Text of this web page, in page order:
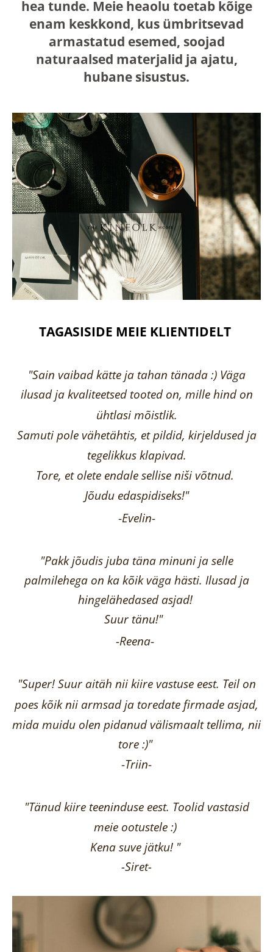
hea tunde. Meie heaolu toetab kõige
enam keskkond, kus ümbritsevad
armastatud esemed, soojad
naturaalsed materjalid ja ajatu,
hubane sisustus.
TAGASISIDE MEIE KLIENTIDELT
"Sain vaibad kätte ja tahan tänada :) Väga
ilusad ja kvaliteetsed tooted on, mille hind on
ühtlasi mõistlik.
Samuti pole vähetähtis, et pildid, kirjeldused ja
tegelikkus klapivad.
Tore, et olete endale sellise niši võtnud.
Jõudu edaspidiseks!"
-Evelin-
"Pakk jõudis juba täna minuni ja selle
palmilehega on ka kõik väga hästi. Ilusad ja
hingelähedased asjad!
Suur tänu!"
-Reena-
"Super! Suur aitäh nii kiire vastuse eest. Teil on
poes kõik nii armsad ja toredate firmade asjad,
mida muidu olen pidanud välismaalt tellima, nii
tore :)"
-Triin-
"Tänud kiire teeninduse eest. Toolid vastasid
meie ootustele :)
Kena suve jätku! "
-Siret-